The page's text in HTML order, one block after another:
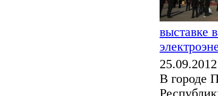
выставке
25.09.2012
В городе